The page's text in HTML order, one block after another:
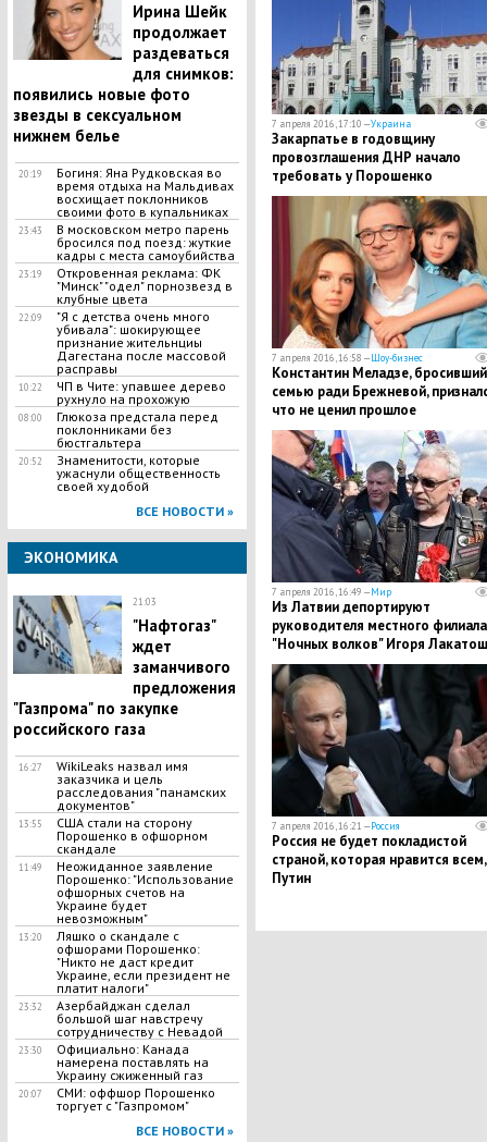
Ирина Шейк
продолжает
раздеваться
для снимков:
появились новые фото
звезды в сексуальном
нижнем белье
20:19
Богиня: Яна Рудковская во
время отдыха на Мальдивах
восхищает поклонников
своими фото в купальниках
23:43
В московском метро парень
бросился под поезд: жуткие
кадры с места самоубийства
23:19
Откровенная реклама: ФК
"Минск" "одел" порнозвезд в
клубные цвета
22:09
"Я с детства очень много
убивала": шокирующее
признание жительнциы
Дагестана после массовой
расправы
10:22
ЧП в Чите: упавшее дерево
рухнуло на прохожую
08:00
Глюкоза предстала перед
поклонниками без
бюстгальтера
20:52
Знаменитости, которые
ужаснули общественность
своей худобой
ВСЕ НОВОСТИ »
ЭКОНОМИКА
21:03
"Нафтогаз"
ждет
заманчивого
предложения
"Газпрома" по закупке
российского газа
16:27
WikiLeaks назвал имя
заказчика и цель
расследования "панамских
документов"
13:55
США стали на сторону
Порошенко в офшорном
скандале
11:49
Неожиданное заявление
Порошенко: "Использование
офшорных счетов на
Украине будет
невозможным"
13:20
Ляшко о скандале с
офшорами Порошенко:
"Никто не даст кредит
Украине, если президент не
платит налоги"
23:32
Азербайджан сделал
большой шаг навстречу
сотрудничеству с Невадой
23:30
Официально: Канада
намерена поставлять на
Украину сжиженный газ
20:07
СМИ: оффшор Порошенко
торгует с "Газпромом"
ВСЕ НОВОСТИ »
7 апреля 2016, 17:10 —Украина
Закарпатье в годовщину
провозглашения ДНР начало
требовать у Порошенко
автономию
7 апреля 2016, 16:58 —Шоу-бизнес
Константин Меладзе, бросивший
семью ради Брежневой,
что не ценил прошлое
7 апреля 2016, 16:49 —Мир
Из Латвии депортируют
руководителя местного филиала
"Ночных волков" Игоря
7 апреля 2016, 16:21 —Россия
Россия не будет покладистой
страной, которая нравится всем,
Путин